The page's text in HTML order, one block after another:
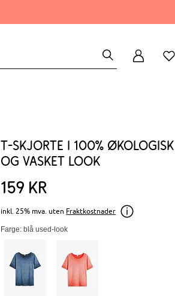
T-skjorte i 100%
og vasket look
159 kr
inkl. 25% mva. uten Fraktkostnader
Farge: blå used-look